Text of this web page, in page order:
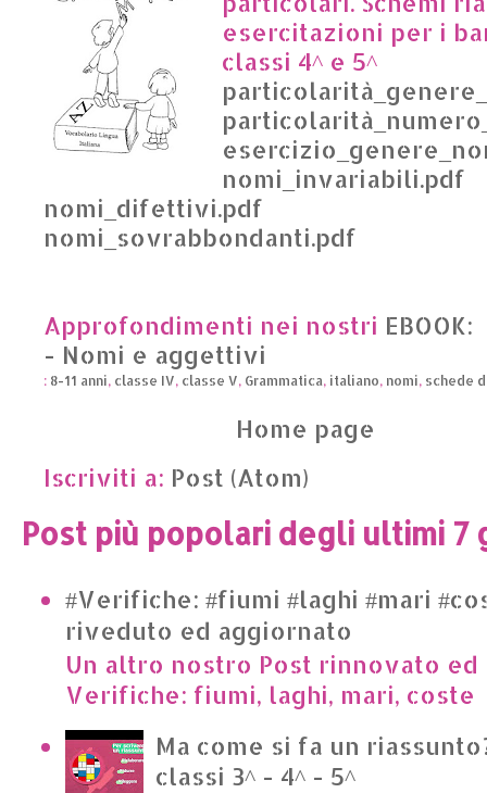
esercitazioni per i
classi 4^ e 5^
nomi_invariabili.pdf
nomi_difettivi.pdf
nomi_sovrabbondanti.pdf
Approfondimenti nei nostri
- Nomi e aggettivi
: 8-11 anni, classe IV, classe V, Grammatica, italiano, nomi, schede
Home page
Iscriviti a: Post (Atom)
Post più popolari degli ultimi 7
#Verifiche: #fiumi #laghi #mari
riveduto ed aggiornato
Un altro nostro Post rinnovato
Verifiche: fiumi, laghi, mari, coste
Ma come si fa un
classi 3^ - 4^ - 5^